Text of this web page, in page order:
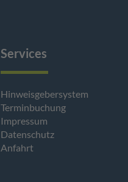
Services
Hinweisgebersystem
Terminbuchung
Impressum
Datenschutz
Anfahrt